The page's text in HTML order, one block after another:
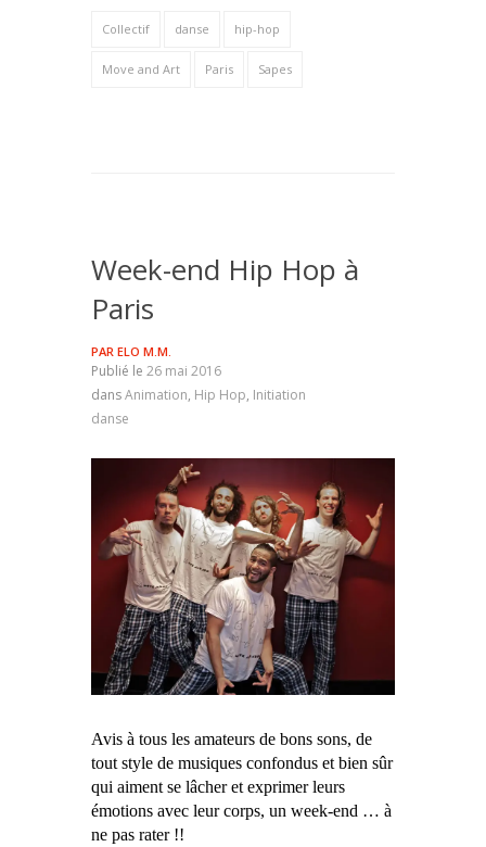
Collectif danse hip-hop
Move and Art Paris Sapes
Week-end Hip Hop à
Paris
PAR ELO M.M.
Publié le 26 mai 2016
dansAnimation, Hip Hop, Initiation
danse
Avis à tous les amateurs de bons sons, de
tout style de musiques confondus et bien sûr
qui aiment se lâcher et exprimer leurs
émotions avec leur corps, un week-end … à
ne pas rater !!